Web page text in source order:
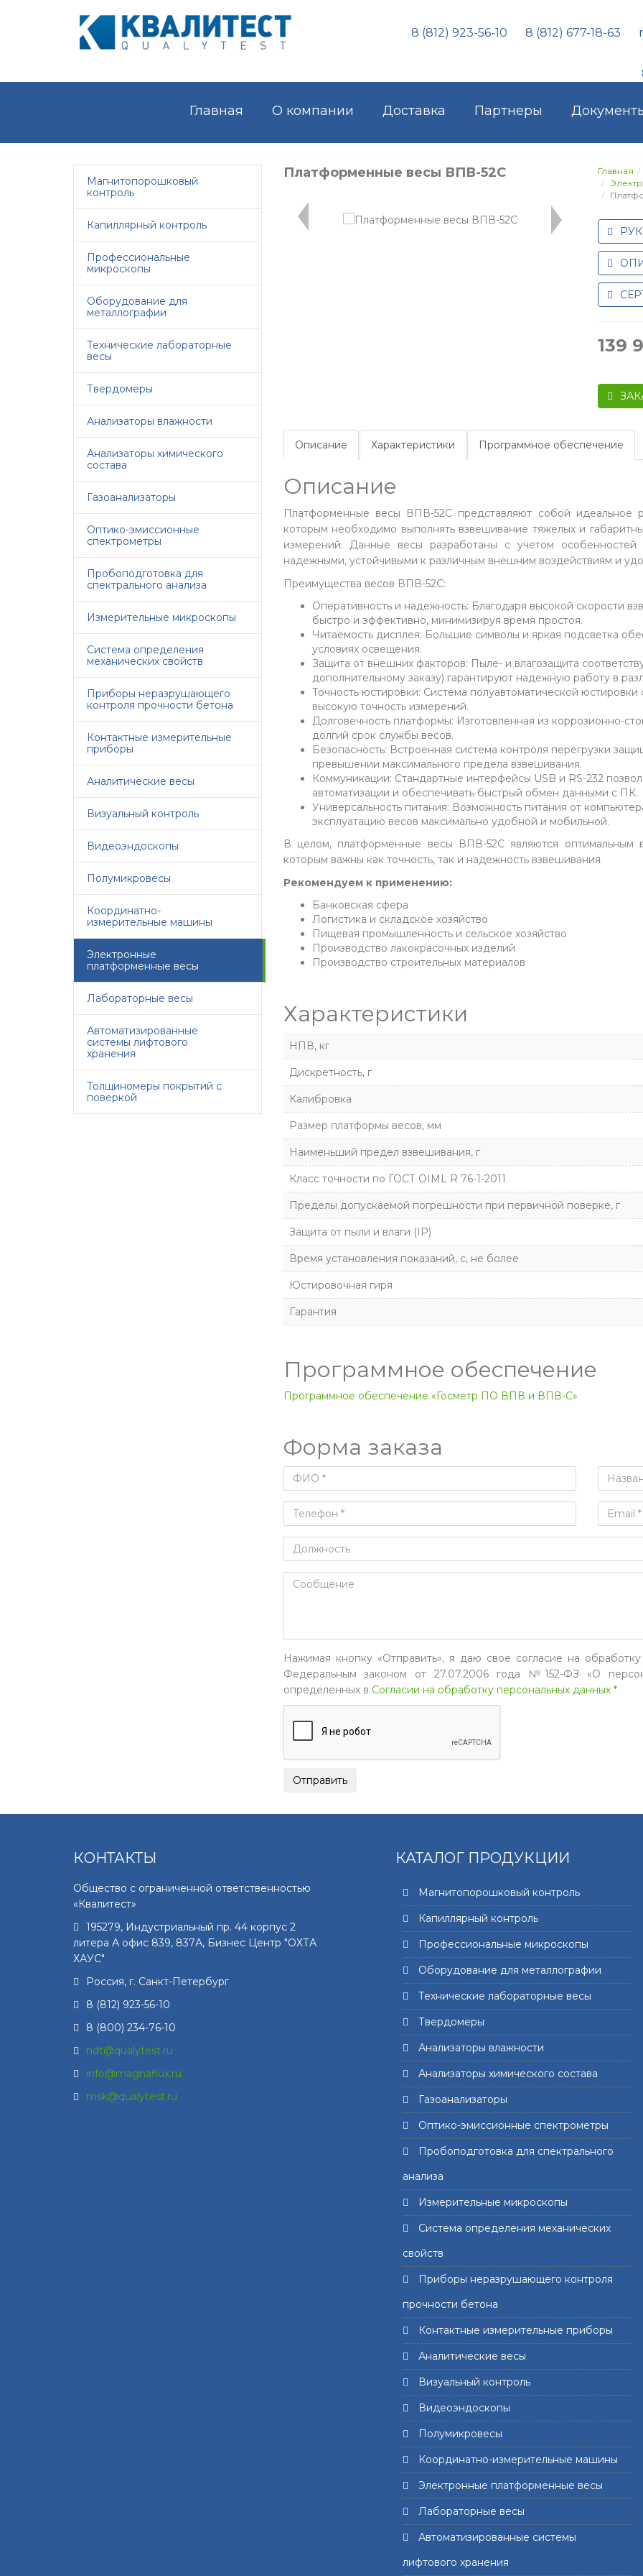
8 (812) 677-18-63
8 (812) 923-56-10
Главная О компании Доставка Партнеры
Магнитопорошковый
контроль
Капиллярный контроль
Профессиональные
микроскопы
Оборудование для
металлографии
Технические лабораторные
весы
Твердомеры
Анализаторы влажности
Анализаторы химического
состава
Газоанализаторы
Оптико-эмиссионные
спектрометры
Пробоподготовка для
спектрального анализа
Измерительные микроскопы
Система определения
механических свойств
Приборы неразрушающего
контроля прочности бетона
Контактные измерительные
приборы
Аналитические весы
Визуальный контроль
Видеоэндоскопы
Полумикровесы
Координатно-
измерительные машины
Электронные
платформенные весы
Лабораторные весы
Автоматизированные
системы лифтового
хранения
Толщиномеры покрытий с
поверкой
Платформенные весы ВПВ-52С Главная
139
Описание Характеристики Программное обеспечение
Описание
Платформенные весы ВПВ-52С представляют собой идеальное
которым необходимо выполнять взвешивание тяжелых и
измерений. Данные весы разработаны с учетом
надежными, устойчивыми к различным внешним воздействиям и
Преимущества весов ВПВ-52С:
Оперативность и надежность: Благодаря высокой скорости
быстро и эффективно, минимизируя время простоя.
Читаемость дисплея: Большие символы и яркая подсветка
условиях освещения.
Защита от внешних факторов: Пыле- и влагозащита
дополнительному заказу) гарантируют надежную работу в
Точность юстировки: Система полуавтоматической
высокую точность измерений.
Долговечность платформы: Изготовленная из коррозионно-
долгий срок службы весов.
Безопасность: Встроенная система контроля перегрузки
превышении максимального предела взвешивания.
Коммуникации: Стандартные интерфейсы USB и RS-232
автоматизации и обеспечивать быстрый обмен данными с ПК.
Универсальность питания: Возможность питания от
эксплуатацию весов максимально удобной и мобильной.
В целом, платформенные весы ВПВ-52С являются оптимальным
которым важны как точность, так и надежность взвешивания.
Рекомендуем к применению:
Банковская сфера
Логистика и складское хозяйство
Пищевая промышленность и сельское хозяйство
Производство лакокрасочных изделий
Производство строительных материалов
Характеристики
НПВ, кг
Дискретность, г
Калибровка
Размер платформы весов, мм
Наименьший предел взвешивания, г
Класс точности по ГОСТ OIML R 76-1-2011
Пределы допускаемой погрешности при первичной поверке, г
Защита от пыли и влаги (IP)
Время установления показаний, с, не более
Юстировочная гиря
Гарантия
Программное обеспечение
Программное обеспечение «Госметр ПО ВПВ и ВПВ-С»
Форма заказа
Нажимая кнопку «Отправить», я даю свое согласие на
Федеральным законом от 27.07.2006 года №152-ФЗ «О
определенных в Согласии на обработку персональных данных *
КОНТАКТЫ
Общество с ограниченной ответственностью
«Квалитест»
195279, Индустриальный пр. 44 корпус 2
литера А офис 839, 837А, Бизнес Центр "ОХТА
ХАУС"
Россия, г. Санкт-Петербург
8 (812) 923-56-10
8 (800) 234-76-10
ndt@qualytest.ru
info@magnaflux.ru
msk@qualytest.ru
КАТАЛОГ ПРОДУКЦИИ
Магнитопорошковый контроль
Капиллярный контроль
Профессиональные микроскопы
Оборудование для металлографии
Технические лабораторные весы
Твердомеры
Анализаторы влажности
Анализаторы химического состава
Газоанализаторы
Оптико-эмиссионные спектрометры
Пробоподготовка для спектрального
анализа
Измерительные микроскопы
Система определения механических
свойств
Приборы неразрушающего контроля
прочности бетона
Контактные измерительные приборы
Аналитические весы
Визуальный контроль
Видеоэндоскопы
Полумикровесы
Координатно-измерительные машины
Электронные платформенные весы
Лабораторные весы
Автоматизированные системы
лифтового хранения